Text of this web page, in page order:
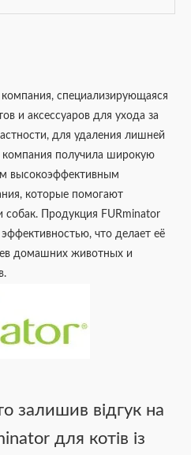
специализирующаяся
и аксессуаров для ухода за
для удаления лишней
получила широкую
высокоэффективным
которые помогают
Продукция FURminator
что делает её
домашних животных и
залишив відгук на
для котів із